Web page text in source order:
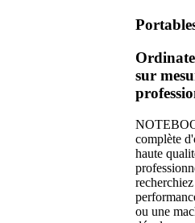
sur
complète
haute
ou une